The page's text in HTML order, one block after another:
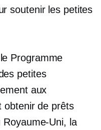
soutenir les petites
Programme
petites
aux
obtenir de prêts
Royaume-Uni, la